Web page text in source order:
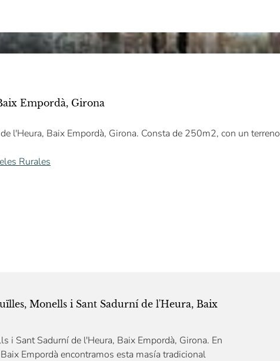
Empordà, Girona
l'Heura, Baix Empordà, Girona. Consta de 250m2, con un terreno
Rurales
Monells i Sant Sadurní de l'Heura, Baix
i Sant Sadurní de l'Heura, Baix Empordà, Girona. En
Empordà encontramos esta masía tradicional